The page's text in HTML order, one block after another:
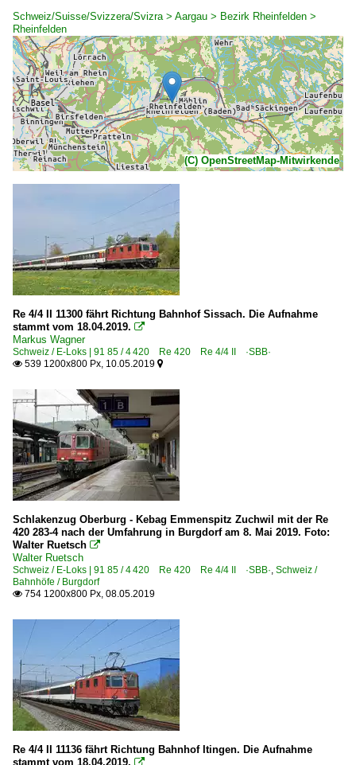
Schweiz/Suisse/Svizzera/Svizra > Aargau > Bezirk Rheinfelden >
Rheinfelden
(C) OpenStreetMap-Mitwirkende
Re 4/4 II 11300 fährt Richtung Bahnhof Sissach. Die Aufnahme
stammt vom 18.04.2019. 
Markus Wagner
Schweiz / E-Loks | 91 85 / 4 420 Re 420 Re 4/4 II ·SBB·
 539 1200x800 Px, 10.05.2019 
Schlakenzug Oberburg - Kebag Emmenspitz Zuchwil mit der Re
420 283-4 nach der Umfahrung in Burgdorf am 8. Mai 2019. Foto:
Walter Ruetsch 
Walter Ruetsch
Schweiz / E-Loks | 91 85 / 4 420 Re 420 Re 4/4 II ·SBB·, Schweiz /
Bahnhöfe / Burgdorf
 754 1200x800 Px, 08.05.2019
Re 4/4 II 11136 fährt Richtung Bahnhof Itingen. Die Aufnahme
stammt vom 18.04.2019. 